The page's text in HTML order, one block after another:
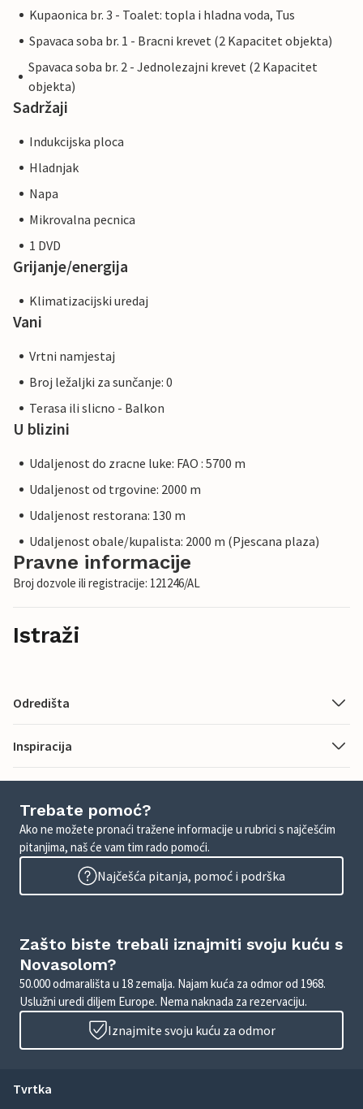
Kupaonica br. 3 - Toalet: topla i hladna voda, Tus
Spavaca soba br. 1 - Bracni krevet (2 Kapacitet objekta)
Spavaca soba br. 2 - Jednolezajni krevet (2 Kapacitet
objekta)
Sadržaji
Indukcijska ploca
Hladnjak
Napa
Mikrovalna pecnica
1 DVD
Grijanje/energija
Klimatizacijski uredaj
Vani
Vrtni namjestaj
Broj ležaljki za sunčanje: 0
Terasa ili slicno - Balkon
U blizini
Udaljenost do zracne luke: FAO : 5700 m
Udaljenost od trgovine: 2000 m
Udaljenost restorana: 130 m
Udaljenost obale/kupalista: 2000 m (Pjescana plaza)
Pravne informacije
Broj dozvole ili registracije: 121246/AL
Istraži
Odredišta
Inspiracija
Trebate pomoć?
Ako ne možete pronaći tražene informacije u rubrici s najčešćim
pitanjima, naš će vam tim rado pomoći.
Najčešća pitanja, pomoć i podrška
Zašto biste trebali iznajmiti svoju kuću s
Novasolom?
50.000 odmarališta u 18 zemalja. Najam kuća za odmor od 1968.
Uslužni uredi diljem Europe. Nema naknada za rezervaciju.
Iznajmite svoju kuću za odmor
Tvrtka